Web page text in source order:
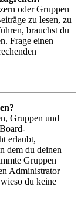
oder Gruppen
zu lesen, zu
brauchst du
Frage einen
Gruppen und
erlaubt,
dem du deinen
Gruppen
Administrator
du keine